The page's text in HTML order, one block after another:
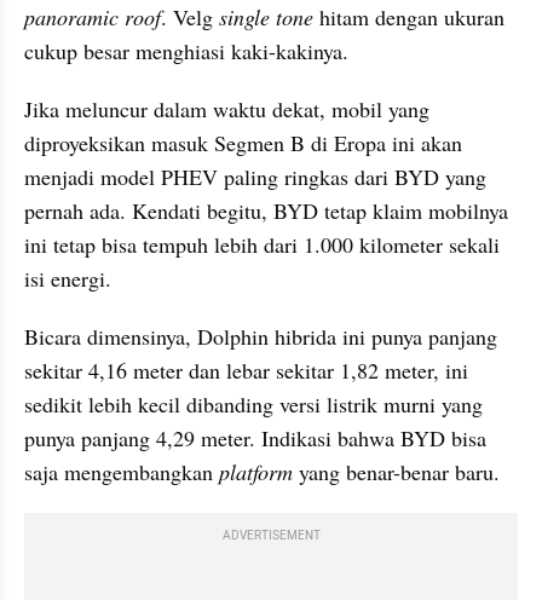
panoramic roof. Velg single tone hitam dengan ukuran
cukup besar menghiasi kaki-kakinya.
Jika meluncur dalam waktu dekat, mobil yang
diproyeksikan masuk Segmen B di Eropa ini akan
menjadi model PHEV paling ringkas dari BYD yang
pernah ada. Kendati begitu, BYD tetap klaim mobilnya
ini tetap bisa tempuh lebih dari 1.000 kilometer sekali
isi energi.
Bicara dimensinya, Dolphin hibrida ini punya panjang
sekitar 4,16 meter dan lebar sekitar 1,82 meter, ini
sedikit lebih kecil dibanding versi listrik murni yang
punya panjang 4,29 meter. Indikasi bahwa BYD bisa
saja mengembangkan platform yang benar-benar baru.
ADVERTISEMENT